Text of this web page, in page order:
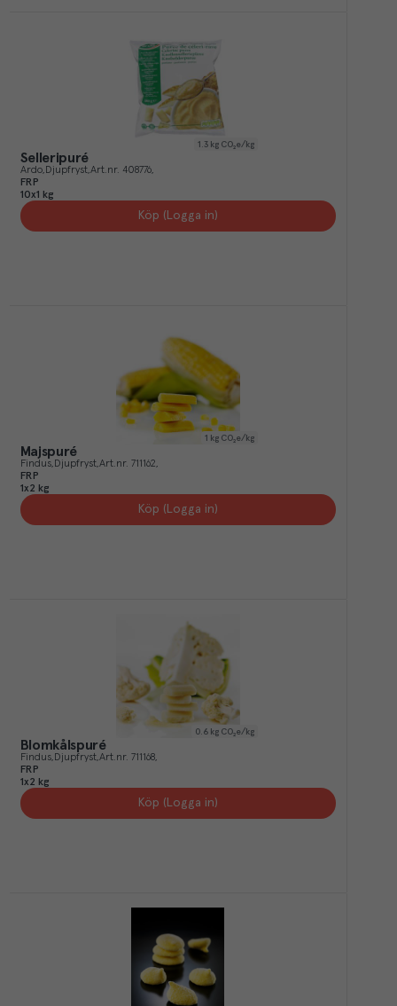
1.3 kg CO₂e/kg
Selleripuré
Ardo Djupfryst Art.nr. 408776
FRP
10x1 kg
Köp (Logga in)
1 kg CO₂e/kg
Majspuré
Findus Djupfryst Art.nr. 711162
FRP
1x2 kg
Köp (Logga in)
0.6 kg CO₂e/kg
Blomkålspuré
Findus Djupfryst Art.nr. 711168
FRP
1x2 kg
Köp (Logga in)